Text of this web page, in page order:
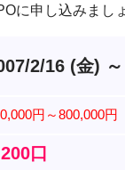
に申し込みまし
2/16 (金)
円～800,000円
口